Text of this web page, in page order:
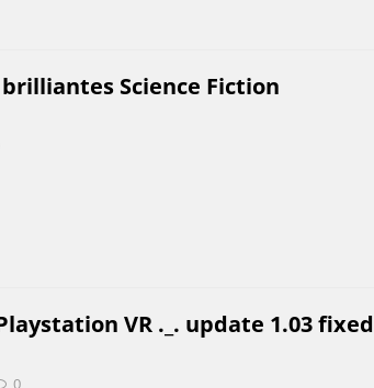
Science Fiction
VR ._. update 1.03 fixed
0